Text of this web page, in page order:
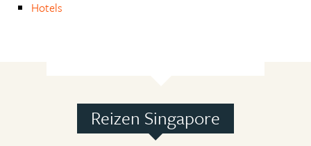
Hotels
Reizen Singapore